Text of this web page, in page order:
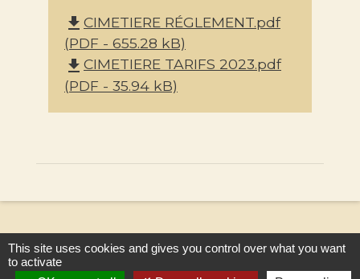
file_download CIMETIERE RÉGLEMENT.pdf
(PDF - 655.28 kB)
file_download CIMETIERE TARIFS 2023.pdf
(PDF - 35.94 kB)
This site uses cookies and gives you control over what you want
to activate